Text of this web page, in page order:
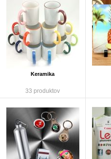
Keramika
33 produktov